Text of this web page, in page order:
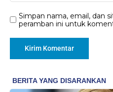
Simpan nama, email, dan
peramban ini untuk